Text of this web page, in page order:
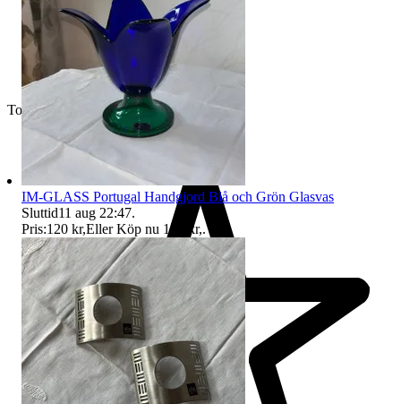
Toppsäljare
IM-GLASS Portugal Handgjord Blå och Grön Glasvas
Sluttid11 aug 22:47.
Pris:120 kr,Eller Köp nu 130 kr,.